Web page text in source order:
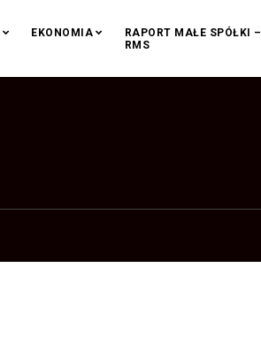
EKONOMIA
RAPORT MAŁE SPÓŁKI –
RMS